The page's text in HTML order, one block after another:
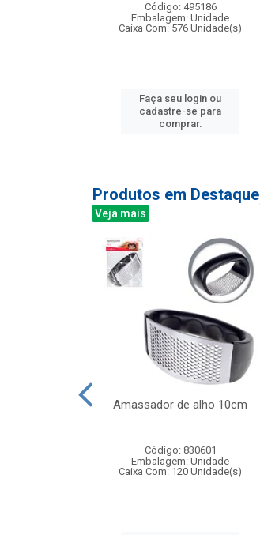
Código: 495186
Embalagem: Unidade
Caixa Com: 576 Unidade(s)
Faça seu login ou
cadastre-se para
comprar.
Produtos em Destaque
Veja mais
Amassador de alho 10cm
Código: 830601
Embalagem: Unidade
Caixa Com: 120 Unidade(s)